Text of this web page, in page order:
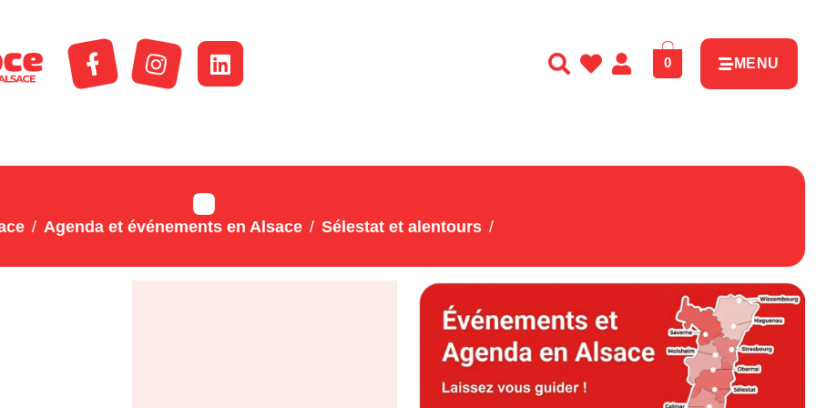
0 MENU
Agenda et événements en Alsace Sélestat et alentours